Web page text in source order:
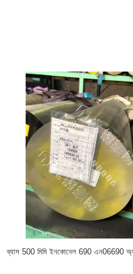
ধাতুবিদ্যা দিয়া 350 মিমি এএসটিএম বি 348 জি